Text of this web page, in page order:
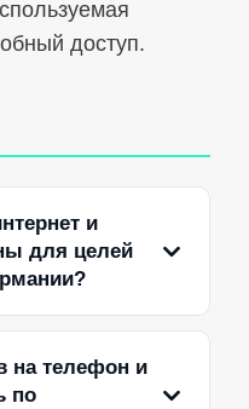
доступ.
и
для целей
на телефон и
по